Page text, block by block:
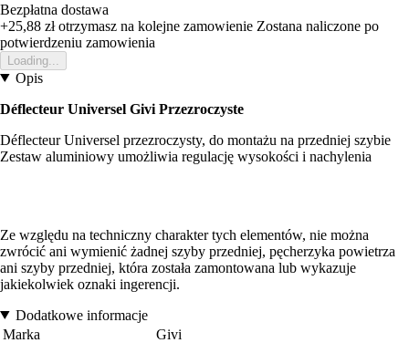
Bezpłatna dostawa
+25,88 złotrzymasz na kolejne zamowienie Zostana naliczone po
potwierdzeniu zamowienia
Loading...
Opis
Déflecteur Universel Givi Przezroczyste
Déflecteur Universel przezroczysty, do montażu na przedniej szybie
Zestaw aluminiowy umożliwia regulację wysokości i nachylenia
Ze względu na techniczny charakter tych elementów, nie można
zwrócić ani wymienić żadnej szyby przedniej, pęcherzyka powietrza
ani szyby przedniej, która została zamontowana lub wykazuje
jakiekolwiek oznaki ingerencji.
Dodatkowe informacje
Marka
Givi